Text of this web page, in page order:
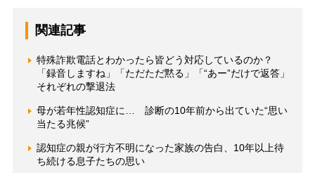
関連記事
特殊詐欺電話とわかったら皆どう対応しているのか？
「録音しますね」「ただただ黙る」「“あー”だけで返答」
それぞれの撃退法
母が若年性認知症に… 診断の10年前から出ていた“思い
当たる兆候”
認知症の親が行方不明になった家族の告白、10年以上待
ち続ける息子たちの思い